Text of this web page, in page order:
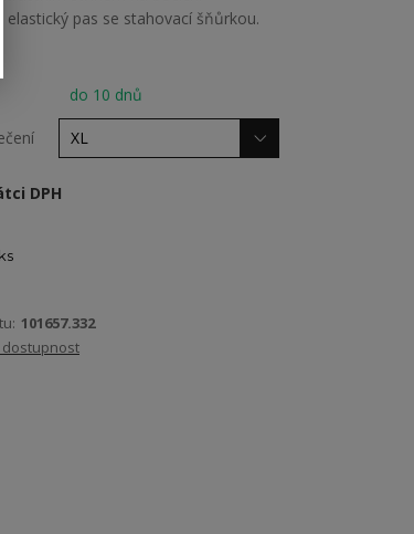
elastický pas se stahovací šňůrkou.
do 10 dnů
DPH
101657.332
dostupnost